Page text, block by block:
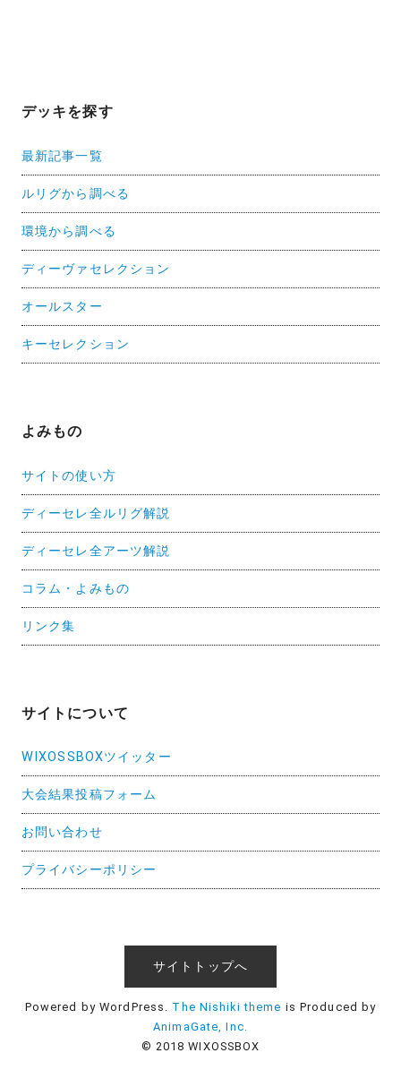
デッキを探す
最新記事一覧
ルリグから調べる
環境から調べる
ディーヴァセレクション
オールスター
キーセレクション
よみもの
サイトの使い方
ディーセレ全ルリグ解説
ディーセレ全アーツ解説
コラム・よみもの
リンク集
サイトについて
WIXOSSBOXツイッター
大会結果投稿フォーム
お問い合わせ
プライバシーポリシー
サイトトップへ
Powered by WordPress. The Nishiki theme is Produced by
AnimaGate, Inc.
© 2018 WIXOSSBOX